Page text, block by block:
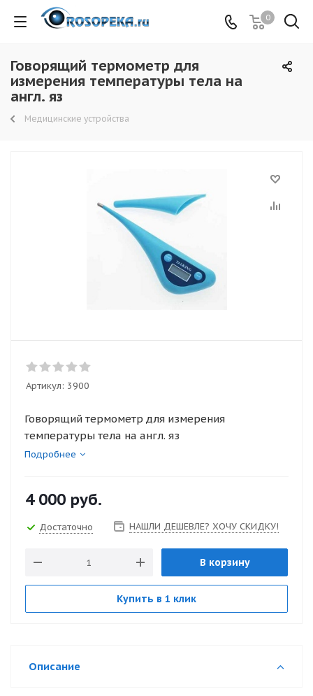
0
Говорящий термометр для
измерения температуры тела на
англ. яз
Медицинские устройства
Артикул: 3900
Говорящий термометр для измерения
температуры тела на англ. яз
Подробнее
4 000 руб.
Достаточно НАШЛИ ДЕШЕВЛЕ? ХОЧУ СКИДКУ!
В корзину
Купить в 1 клик
Описание